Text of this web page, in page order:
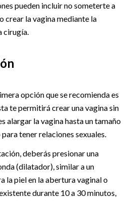
pueden incluir no someterte a
crear la vagina mediante la
cirugía.
opción que se recomienda es
te permitirá crear una vagina sin
alargar la vagina hasta un tamaño
tener relaciones sexuales.
deberás presionar una
(dilatador), similar a un
la piel en la abertura vaginal o
durante 10 a 30 minutos,